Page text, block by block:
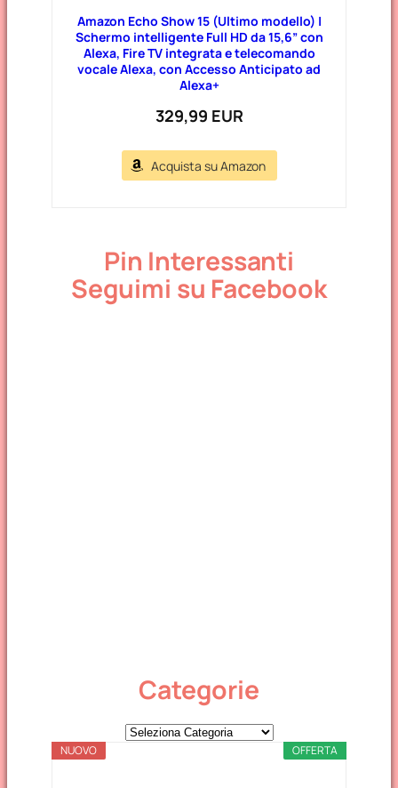
Amazon Echo Show 15 (Ultimo modello) |
Schermo intelligente Full HD da 15,6” con
Alexa, Fire TV integrata e telecomando
vocale Alexa, con Accesso Anticipato ad
Alexa+
329,99 EUR
Acquista su Amazon
Pin Interessanti
Seguimi su Facebook
Categorie
C
OFFERTA
NUOVO